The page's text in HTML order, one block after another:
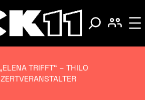
„ELENA TRIFFT“ – THILO